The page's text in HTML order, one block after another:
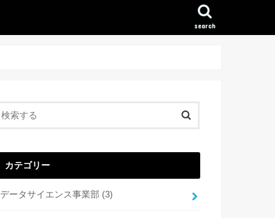
search
カテゴリー
データサイエンス事業部 (3)